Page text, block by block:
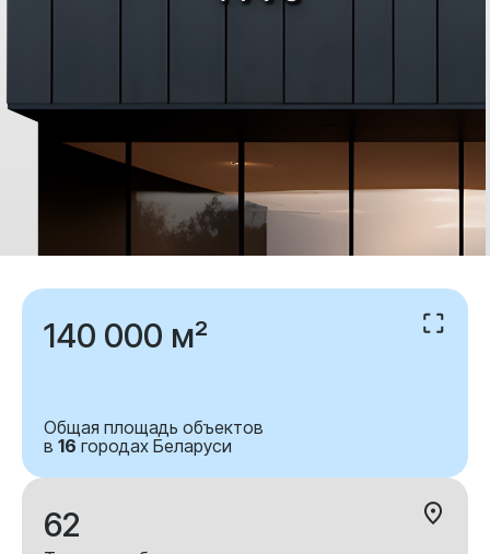
140 000 м²
Общая площадь объектов
в 16 городах Беларуси
62